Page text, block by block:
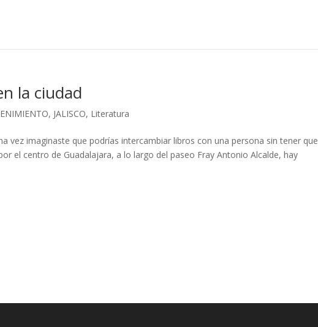
la ciudad
, JALISCO, Literatura
vez imaginaste que podrías intercambiar libros con una persona sin tener que
el centro de Guadalajara, a lo largo del paseo Fray Antonio Alcalde, hay